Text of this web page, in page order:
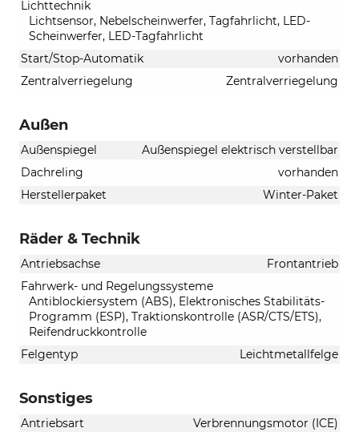
Lichttechnik
Lichtsensor, Nebelscheinwerfer, Tagfahrlicht, LED-
Scheinwerfer, LED-Tagfahrlicht
Start/Stop-Automatik
vorhanden
Zentralverriegelung
Zentralverriegelung
Außen
Außenspiegel
Außenspiegel elektrisch verstellbar
Dachreling
vorhanden
Herstellerpaket
Winter-Paket
Räder & Technik
Antriebsachse
Frontantrieb
Fahrwerk- und Regelungssysteme
Antiblockiersystem (ABS), Elektronisches Stabilitäts-
Programm (ESP), Traktionskontrolle (ASR/CTS/ETS),
Reifendruckkontrolle
Felgentyp
Leichtmetallfelge
Sonstiges
Antriebsart
Verbrennungsmotor (ICE)